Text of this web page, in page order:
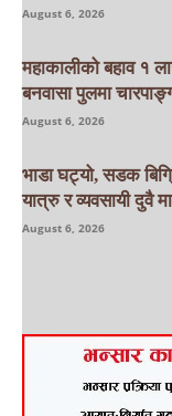
August 6, 2026
महाकालीको बहाव १
बनवासा पुलमा
August 6, 2026
भाडा घट्यो, सडक
यात्रु र व्यवसायी दुवै
August 6, 2026